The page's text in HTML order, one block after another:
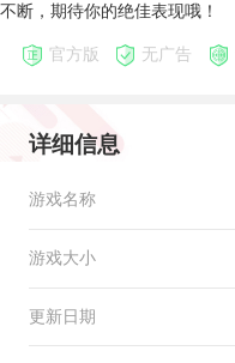
不断，期待你的绝佳表现哦！‌
官方版 无广告
详细信息
游戏名称
游戏大小
更新日期